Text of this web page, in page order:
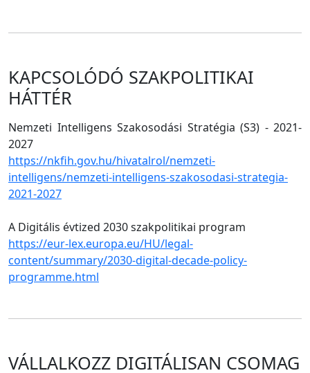
KAPCSOLÓDÓ SZAKPOLITIKAI
HÁTTÉR
Nemzeti Intelligens Szakosodási Stratégia (S3) - 2021-
2027
https://nkfih.gov.hu/hivatalrol/nemzeti-
intelligens/nemzeti-intelligens-szakosodasi-strategia-
2021-2027
A Digitális évtized 2030 szakpolitikai program
https://eur-lex.europa.eu/HU/legal-
content/summary/2030-digital-decade-policy-
programme.html
VÁLLALKOZZ DIGITÁLISAN CSOMAG